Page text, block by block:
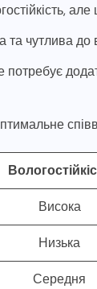
та чутлива до
Висока
Низька
Середня